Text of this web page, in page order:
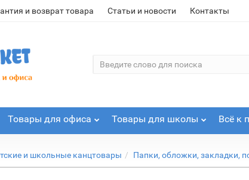
и возврат товара Статьи и новости Контакты
Товары для офиса Товары для школы Всё к
и школьные канцтовары Папки, обложки, закладки,